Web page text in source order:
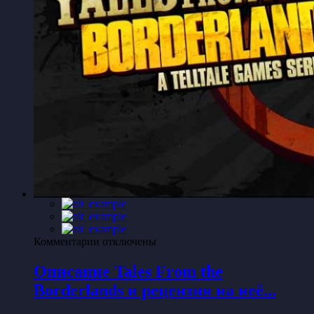
Комментарии к
Описание
Tales
From
отключены
Описание Tales From the
Borderlands и рецензия на неё...